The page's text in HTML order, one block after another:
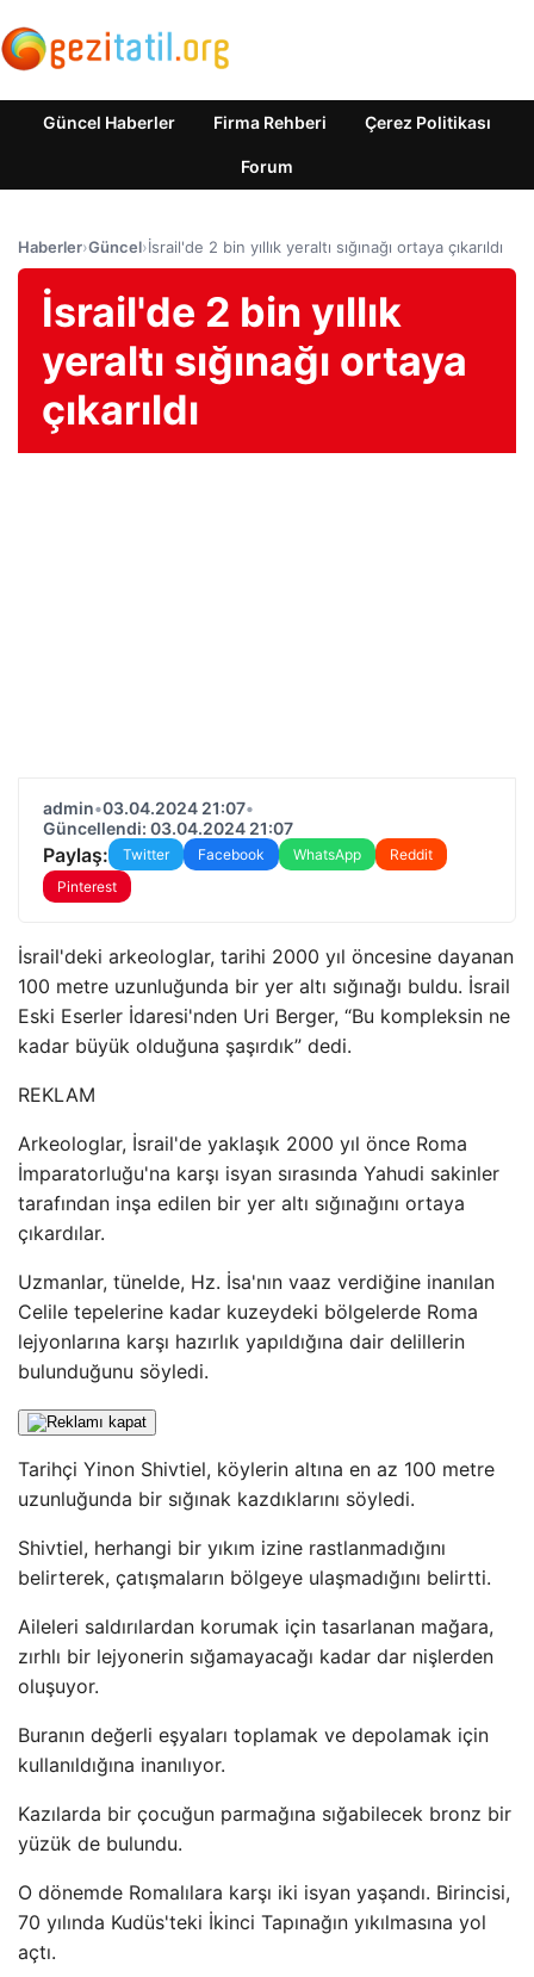
Güncel Haberler Firma Rehberi Çerez Politikası
Forum
Haberler›Güncel›İsrail'de 2 bin yıllık yeraltı sığınağı ortaya çıkarıldı
İsrail'de 2 bin yıllık
yeraltı sığınağı ortaya
çıkarıldı
admin•03.04.2024 21:07•
Güncellendi: 03.04.2024 21:07
Paylaş: Twitter Facebook WhatsApp
Reddit
Pinterest
İsrail'deki arkeologlar, tarihi 2000 yıl öncesine dayanan
100 metre uzunluğunda bir yer altı sığınağı buldu. İsrail
Eski Eserler İdaresi'nden Uri Berger, “Bu kompleksin ne
kadar büyük olduğuna şaşırdık” dedi.
REKLAM
Arkeologlar, İsrail'de yaklaşık 2000 yıl önce Roma
İmparatorluğu'na karşı isyan sırasında Yahudi sakinler
tarafından inşa edilen bir yer altı sığınağını ortaya
çıkardılar.
Uzmanlar, tünelde, Hz. İsa'nın vaaz verdiğine inanılan
Celile tepelerine kadar kuzeydeki bölgelerde Roma
lejyonlarına karşı hazırlık yapıldığına dair delillerin
bulunduğunu söyledi.
Tarihçi Yinon Shivtiel, köylerin altına en az 100 metre
uzunluğunda bir sığınak kazdıklarını söyledi.
Shivtiel, herhangi bir yıkım izine rastlanmadığını
belirterek, çatışmaların bölgeye ulaşmadığını belirtti.
Aileleri saldırılardan korumak için tasarlanan mağara,
zırhlı bir lejyonerin sığamayacağı kadar dar nişlerden
oluşuyor.
Buranın değerli eşyaları toplamak ve depolamak için
kullanıldığına inanılıyor.
Kazılarda bir çocuğun parmağına sığabilecek bronz bir
yüzük de bulundu.
O dönemde Romalılara karşı iki isyan yaşandı. Birincisi,
70 yılında Kudüs'teki İkinci Tapınağın yıkılmasına yol
açtı.